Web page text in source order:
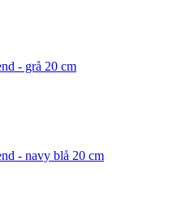
- grå 20 cm
- navy blå 20 cm